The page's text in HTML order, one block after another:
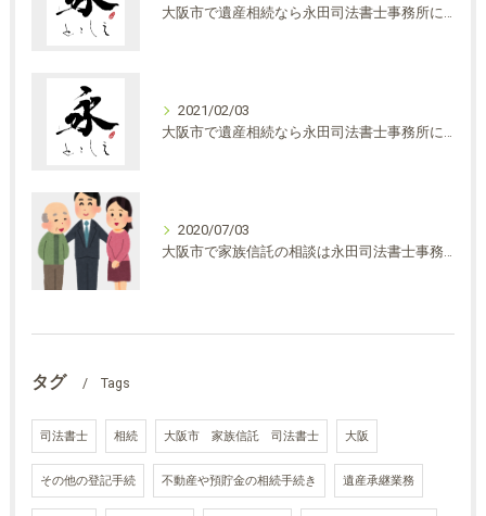
2021/02/03
2020/07/03
タグ Tags
司法書士 相続 大阪市 家族信託 司法書士 大阪
その他の登記手続 不動産や預貯金の相続手続き 遺産承継業務